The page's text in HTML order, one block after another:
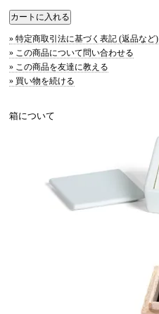
» 特定商取引法に基づく表記 (返品など)
» この商品について問い合わせる
» この商品を友達に教える
» 買い物を続ける
箱について